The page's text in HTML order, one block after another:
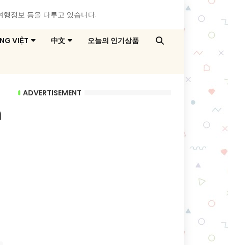
행정보 등을 다루고 있습니다.
VIỆT 中文 오늘의 인기상품
ADVERTISEMENT